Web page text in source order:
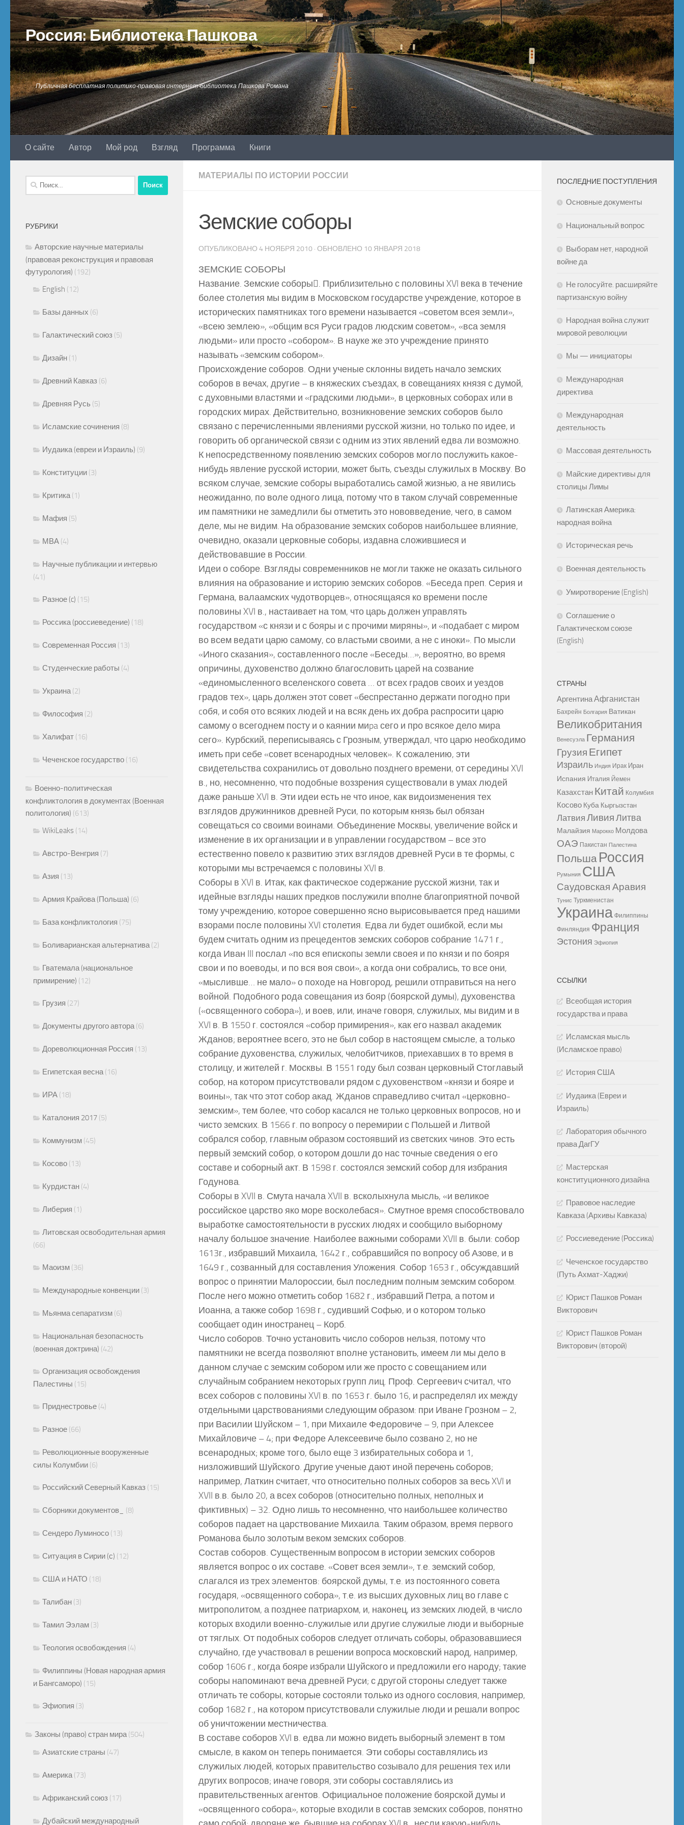
Перейти к содержимому
Россия: Библиотека Пашкова
Публичная бесплатная политико-правовая интернет-библиотека Пашкова Романа
О сайте Автор Мой род Взгляд Программа Книги
МАТЕРИАЛЫ ПО ИСТОРИИ РОССИИ
Земские соборы
ОПУБЛИКОВАНО 4 НОЯБРЯ 2010 · ОБНОВЛЕНО 10 ЯНВАРЯ 2018
ЗЕМСКИЕ СОБОРЫ
Название. Земские соборы. Приблизительно с половины XVI века в течение
более столетия мы видим в Московском государстве учреждение, которое в
исторических памятниках того времени называется «советом всея земли»,
«всею землею», «общим вся Руси градов людским советом», «вса земля
людьми» или просто «собором». В науке же это учреждение принято
называть «земским собором».
Происхождение соборов. Одни ученые склонны видеть начало земских
соборов в вечах, другие – в княжеских съездах, в совещаниях князя с думой,
с духовными властями и «градскими людьми», в церковных соборах или в
городских мирах. Действительно, возникновение земских соборов было
связано с перечисленными явлениями русской жизни, но только по идее, и
говорить об органической связи с одним из этих явлений едва ли возможно.
К непосредственному появлению земских соборов могло послужить какое-
нибудь явление русской истории, может быть, съезды служилых в Москву. Во
всяком случае, земские соборы выработались самой жизнью, а не явились
неожиданно, по воле одного лица, потому что в таком случай современные
им памятники не замедлили бы отметить это нововведение, чего, в самом
деле, мы не видим. На образование земских соборов наибольшее влияние,
очевидно, оказали церковные соборы, издавна сложившиеся и
действовавшие в России.
Идеи о соборе. Взгляды современников не могли также не оказать сильного
влияния на образование и историю земских соборов. «Беседа преп. Серия и
Германа, валаамских чудотворцев», относящаяся ко времени после
половины XVI в., настаивает на том, что царь должен управлять
государством «с князи и с бояры и с прочими миряны», и «подабает с миром
во всем ведати царю самому, со властьми своими, а не с иноки». По мысли
«Иного сказания», составленного после «Беседы…», вероятно, во время
опричины, духовенство должно благословить царей на созвание
«единомысленного вселенского совета … от всех градов своих и уездов
градов тех», царь должен этот совет «беспрестанно держати погодно при
cобя, и собя ото всяких людей и на всяк день их добра распросити царю
самому о всегоднем посту и о каянии миpa сего и про всякое дело мира
сего». Курбский, переписываясь с Грозным, утверждал, что царю необходимо
иметь при себе «совет всенародных человек». К сожалению, эти
свидетельства сохранились от довольно позднего времени, от середины XVI
в., но, несомненно, что подобные воззрения существовали в умах людей
даже раньше XVI в. Эти идеи есть не что иное, как видоизменения тех
взглядов дружинников древней Руси, по которым князь был обязан
совещаться со своими воинами. Объединение Москвы, увеличение войск и
изменение в их организации и в управлении государством – все это
естественно повело к развитию этих взглядов древней Руси в те формы, с
которыми мы встречаемся с половины XVI в.
Соборы в XVI в. Итак, как фактическое содержание русской жизни, так и
идейные взгляды наших предков послужили вполне благоприятной почвой
тому учреждению, которое совершенно ясно вырисовывается пред нашими
взорами после половины XVI столетия. Едва ли будет ошибкой, если мы
будем считать одним из прецедентов земских соборов собрание 1471 г.,
когда Иван III послал «по вся епископы земли своея и по князи и по бояря
свои и по воеводы, и по вся воя свои», а когда они собрались, то все они,
«мысливше… не мало» о походе на Новгород, решили отправиться на него
войной. Подобного рода совещания из бояр (боярской думы), духовенства
(«освященного собора»), и воев, или, иначе говоря, служилых, мы видим и в
XVI в. В 1550 г. состоялся «собор примирения», как его назвал академик
Жданов; вероятнее всего, это не был собор в настоящем смысле, а только
собрание духовенства, служилых, челобитчиков, приехавших в то время в
столицу, и жителей г. Москвы. В 1551 году был созван церковный Стоглавый
собор, на котором присутствовали рядом с духовенством «князи и бояре и
воины», так что этот собор акад. Жданов справедливо считал «церковно-
земским», тем более, что собор касался не только церковных вопросов, но и
чисто земских. В 1566 г. по вопросу о перемирии с Польшей и Литвой
собрался собор, главным образом состоявший из светских чинов. Это есть
первый земский собор, о котором дошли до нас точные сведения о его
составе и соборный акт. В 1598 г. состоялся земский собор для избрания
Годунова.
Соборы в XVII в. Смута начала XVII в. всколыхнула мысль, «и великое
российское царство яко море восколебася». Смутное время способствовало
выработке самостоятельности в русских людях и сообщило выборному
началу большое значение. Наиболее важными соборами XVII в. были: собор
1613г., избравший Михаила, 1642 г., собравшийся по вопросу об Азове, и в
1649 г., созванный для составления Уложения. Собор 1653 г., обсуждавший
вопрос о принятии Малороссии, был последним полным земским собором.
После него можно отметить собор 1682 г., избравший Петра, а потом и
Иоанна, а также собор 1698 г., судивший Софью, и о котором только
сообщает один иностранец – Корб.
Число соборов. Точно установить число соборов нельзя, потому что
памятники не всегда позволяют вполне установить, имеем ли мы дело в
данном случае с земским собором или же просто с совещанием или
случайным собранием некоторых групп лиц. Проф. Сергеевич считал, что
всех соборов с половины XVI в. по 1653 г. было 16, и распределял их между
отдельными царствованиями следующим образом: при Иване Грозном – 2,
при Василии Шуйском – 1, при Михаиле Федоровиче – 9, при Алексее
Михайловиче – 4; при Федоре Алексеевиче было созвано 2, но не
всенародных; кроме того, было еще 3 избирательных собора и 1,
низложивший Шуйского. Другие ученые дают иной перечень соборов;
например, Латкин считает, что относительно полных соборов за весь XVI и
XVII в.в. было 20, а всех соборов (относительно полных, неполных и
фиктивных) – 32. Одно лишь то несомненно, что наибольшее количество
соборов падает на царствование Михаила. Таким образом, время первого
Романова было золотым веком земских соборов.
Состав соборов. Существенным вопросом в истории земских соборов
является вопрос о их составе. «Совет всея земли», т.е. земский собор,
слагался из трех элементов: боярской думы, т.е. из постоянного совета
государя, «освященного собора», т.е. из высших духовных лиц во главе с
митрополитом, а позднее патриархом, и, наконец, из земских людей, в число
которых входили военно-служилые или другие служилые люди и выборные
от тяглых. От подобных соборов следует отличать соборы, образовавшиеся
случайно, где участвовал в решении вопроса московский народ, например,
собор 1606 г., когда бояре избрали Шуйского и предложили его народу; такие
соборы напоминают веча древней Руси; с другой стороны следует также
отличать те соборы, которые состояли только из одного сословия, например,
собор 1682 г., на котором присутствовали служилые люди и решали вопрос
об уничтожении местничества.
В составе соборов XVI в. едва ли можно видеть выборный элемент в том
смысле, в каком он теперь понимается. Эти соборы составлялись из
служилых людей, которых правительство созывало для решения тех или
других вопросов; иначе говоря, эти соборы составлялись из
правительственных агентов. Официальное положение боярской думы и
«освященного собора», которые входили в состав земских соборов, понятно
Найти:
РУБРИКИ
Авторские научные материалы
(правовая реконструкция и правовая
футурология) (192)
English (12)
Базы данных (6)
Галактический союз (5)
Дизайн (1)
Древний Кавказ (6)
Древняя Русь (5)
Исламские сочинения (8)
Иудаика (евреи и Израиль) (9)
Конституции (3)
Критика (1)
Мафия (5)
МВА (4)
Научные публикации и интервью
(41)
Разное (c) (15)
Россика (россиеведение) (18)
Современная Россия (13)
Студенческие работы (4)
Украина (2)
Философия (2)
Халифат (16)
Чеченское государство (16)
Военно-политическая
конфликтология в документах (Военная
политология) (613)
WikiLeaks (14)
Австро-Венгрия (7)
Азия (13)
Армия Крайова (Польша) (6)
База конфликтология (75)
Боливарианская альтернатива (2)
Гватемала (национальное
примирение) (12)
Грузия (27)
Документы другого автора (6)
Дореволюционная Россия (13)
Египетская весна (16)
ИРА (18)
Каталония 2017 (5)
Коммунизм (45)
Косово (13)
Курдистан (4)
Либерия (1)
Литовская освободительная армия
(66)
Маоизм (36)
Международные конвенции (3)
Мьянма сепаратизм (6)
Национальная безопасность
(военная доктрина) (42)
Организация освобождения
Палестины (15)
Приднестровье (4)
Разное (66)
Революционные вооруженные
силы Колумбии (6)
Российский Северный Кавказ (15)
Сборники документов_ (8)
Сендеро Луминосо (13)
Ситуация в Сирии (с) (12)
США и НАТО (18)
Талибан (3)
Тамил Ээлам (3)
Теология освобождения (4)
Филиппины (Новая народная армия
и Бангсаморо) (15)
Эфиопия (3)
Законы (право) стран мира (504)
Азиатские страны (47)
Америка (73)
Африканский союз (17)
Дубайский международный
ПОСЛЕДНИЕ ПОСТУПЛЕНИЯ
Основные документы
Национальный вопрос
Выборам нет, народной
войне да
Не голосуйте. расширяйте
партизанскую войну
Народная война служит
мировой революции
Мы — инициаторы
Международная
директива
Международная
деятельность
Массовая деятельность
Майские директивы для
столицы Лимы
Латинская Америка:
народная война
Историческая речь
Военная деятельность
Умиротворение (English)
Соглашение о
Галактическом союзе
(English)
СТРАНЫ
АргентинаАфганистан
Бахрейн Болгария Ватикан
Великобритания
Венесуэла Германия
Грузия Египет
Израиль Индия Ирак Иран
Испания Италия Йемен
Казахстан Китай Колумбия
Косово Куба Кыргызстан
Латвия ЛивияЛитва
Малайзия Марокко Молдова
ОАЭ Пакистан Палестина
Польша Россия
Румыния США
Саудовская Аравия
Тунис Туркменистан
Украина Филиппины
Финляндия Франция
Эстония Эфиопия
ССЫЛКИ
Всеобщая история
государства и права
Исламская мысль
(Исламское право)
История США
Иудаика (Евреи и
Израиль)
Лаборатория обычного
права ДагГУ
Мастерская
конституционного дизайна
Правовое наследие
Кавказа (Архивы Кавказа)
Россиеведение (Россика)
Чеченское государство
(Путь Ахмат-Хаджи)
Юрист Пашков Роман
Викторович
Юрист Пашков Роман
Викторович (второй)